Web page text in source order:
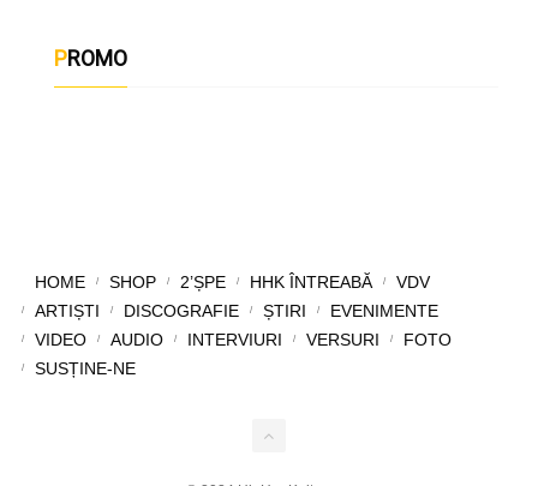
PROMO
HOME SHOP 2’ȘPE HHK ÎNTREABĂ
VDV
ARTIȘTI
DISCOGRAFIE ȘTIRI
EVENIMENTE
VIDEO
AUDIO INTERVIURI VERSURI
FOTO
SUSȚINE-NE